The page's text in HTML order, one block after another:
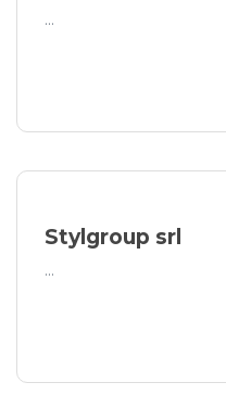
...
Stylgroup srl
...